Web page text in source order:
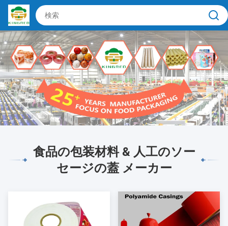
食品の包装材料 & 人工のソー
セージの蓋 メーカー